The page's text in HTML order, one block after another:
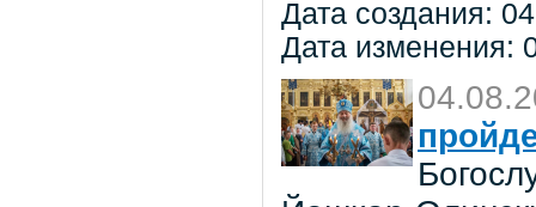
Дата создания:
Дата изменения: